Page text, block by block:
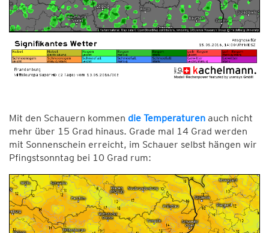
Mit den Schauern kommen die Temperaturen auch nicht
mehr über 15 Grad hinaus. Grade mal 14 Grad werden
mit Sonnenschein erreicht, im Schauer selbst hängen wir
Pfingstsonntag bei 10 Grad rum: